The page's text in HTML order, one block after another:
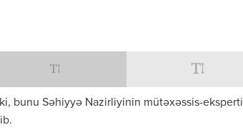
bunu Səhiyyə Nazirliyinin mütəxəssis-eksperti